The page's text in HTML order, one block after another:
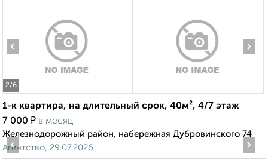
2/6
‹ ›
1-к квартира, на длительный срок, 40м², 4/7 этаж
7 000 ₽ в месяц
Железнодорожный район, набережная Дубровинского 74
Агентство, 29.07.2026
‹ ›